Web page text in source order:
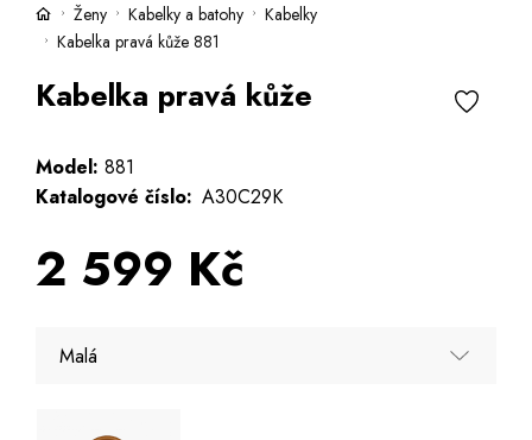
Ženy Kabelky a batohy
Kabelky
Kabelka pravá kůže 881
Kabelka pravá kůže
Model: 881
Katalogové číslo: A30C29K
2 599 Kč
Malá